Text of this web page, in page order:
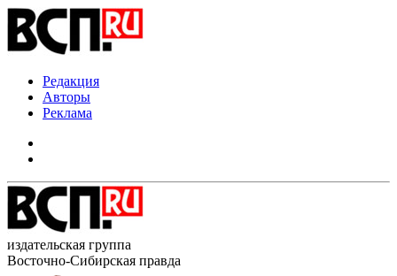
Редакция
Авторы
Реклама
издательская группа
Восточно-Сибирская правда